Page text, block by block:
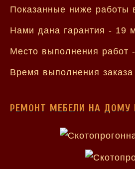
Показанные ниже работы
Нами дана гарантия - 19
Место выполнения работ
Время выполнения
РЕМОНТ МЕБЕЛИ НА ДОМУ